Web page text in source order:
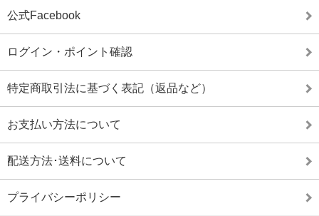
公式Facebook
ログイン・ポイント確認
特定商取引法に基づく表記（返品など）
お支払い方法について
配送方法･送料について
プライバシーポリシー